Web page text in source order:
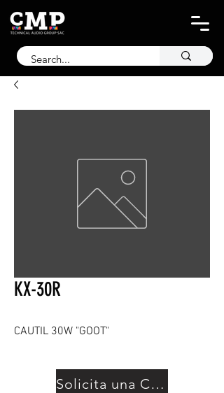
KX-30R
CAUTIL 30W "GOOT"
Solicita una Cotización